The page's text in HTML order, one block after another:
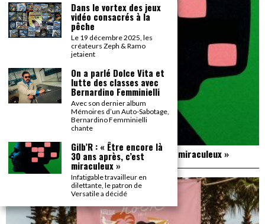
Gilb’R : « Être encore là 30 ans après, c’est miraculeux »
Dans le vortex des jeux
vidéo consacrés à la
pêche
Le 19 décembre 2025, les
créateurs Zeph & Ramo
jetaient
On a parlé Dolce Vita et
lutte des classes avec
Bernardino Femminielli
Avec son dernier album
Mémoires d’un Auto-Sabotage,
Bernardino Femminielli
chante
Gilb’R : « Être encore là
30 ans après, c’est
miraculeux »
Infatigable travailleur en
dilettante, le patron de
Versatile a décidé